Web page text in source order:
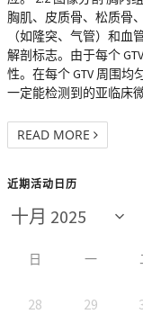
胸肌、皮质骨、松质骨
（如隆突、气管）和
解剖标志。由于每个
性。在每个 GTV 周围均
一定能检测到的亚临床
READ MORE
近期活动日历
日 一
28 29